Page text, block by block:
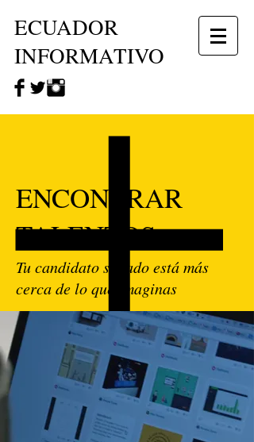
ECUADOR
INFORMATIVO
ENCONTRAR
TALENTOS
Tu candidato soñado está más
cerca de lo que imaginas